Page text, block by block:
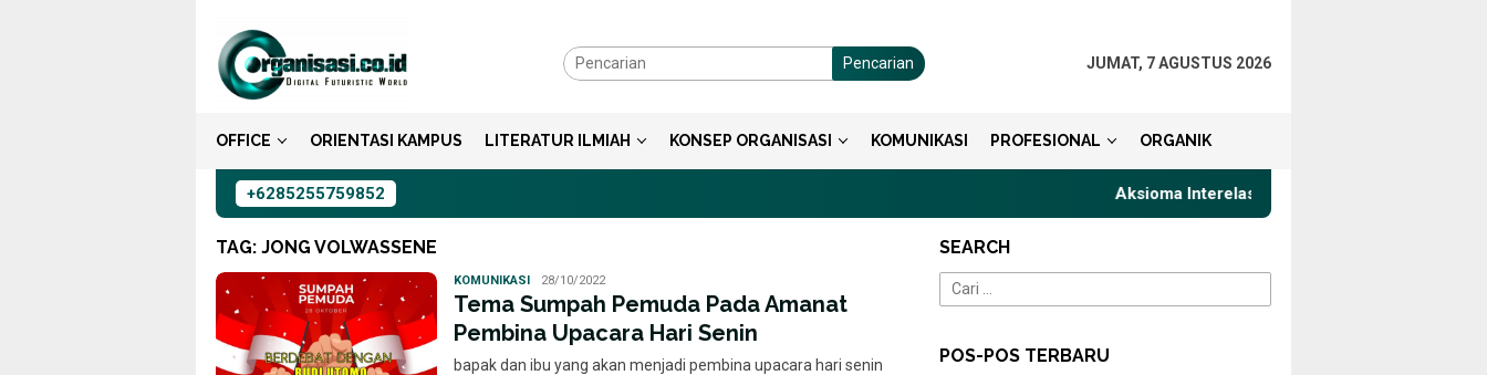
konten
Pencarian JUMAT, 7 AGUSTUS 2026
OFFICE ORIENTASI KAMPUS LITERATUR ILMIAH KONSEP ORGANISASI KOMUNIKASI PROFESIONAL ORGANIK
+6285255759852 Aksioma Interelasi, Belajar Privat Gaya
TAG: JONG VOLWASSENE
KOMUNIKASIStatuto
Disposita
28/10/2022
Tema Sumpah Pemuda Pada Amanat
Pembina Upacara Hari Senin
bapak dan ibu yang akan menjadi pembina upacara hari senin
SEARCH
Cari
untuk:
POS-POS TERBARU